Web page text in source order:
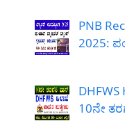
PNB
2025:
10ನೇ